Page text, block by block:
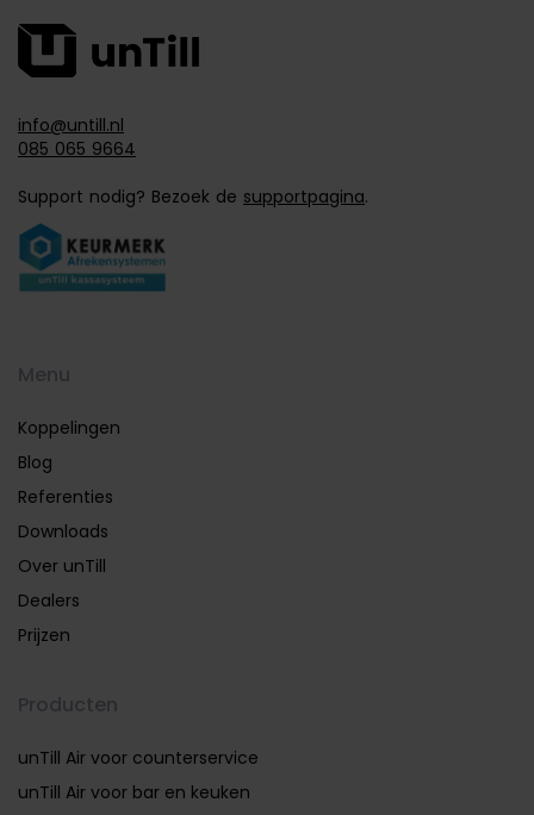
info@untill.nl
085 065 9664
Support nodig? Bezoek de supportpagina.
Koppelingen
Blog
Referenties
Downloads
Over unTill
Dealers
Prijzen
unTill Air voor counterservice
unTill Air voor bar en keuken